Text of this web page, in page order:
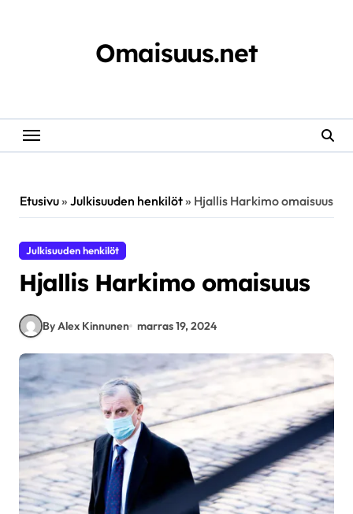
Omaisuus.net
Etusivu» Julkisuuden henkilöt» Hjallis Harkimo omaisuus
Julkisuuden henkilöt
Hjallis Harkimo omaisuus
By Alex Kinnunen marras 19, 2024